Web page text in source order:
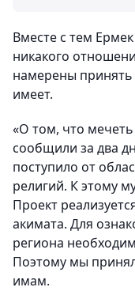
Вместе с тем
никакого
намерены принять
имеет.
«О том, что
сообщили за два
поступило от
религий. К этому
Проект
акимата. Для
региона
Поэтому мы
имам.